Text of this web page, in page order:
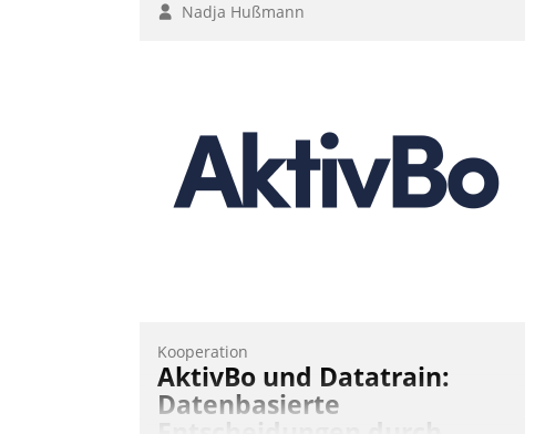
Nadja Hußmann
Kooperation
AktivBo und Datatrain:
Datenbasierte